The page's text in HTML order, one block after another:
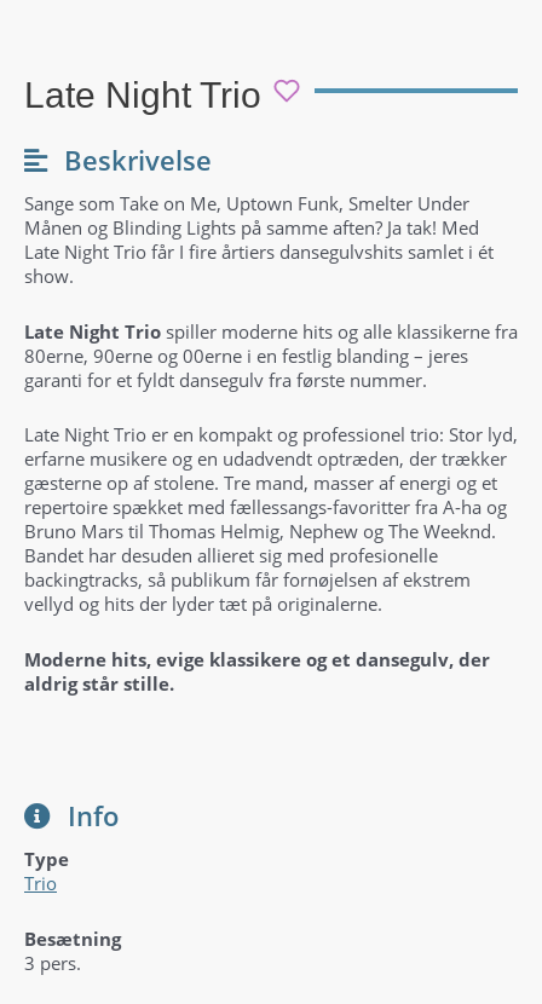
Late Night Trio
Beskrivelse
Sange som Take on Me, Uptown Funk, Smelter Under
Månen og Blinding Lights på samme aften? Ja tak! Med
Late Night Trio får I fire årtiers dansegulvshits samlet i ét
show.
Late Night Trio spiller moderne hits og alle klassikerne fra
80erne, 90erne og 00erne i en festlig blanding – jeres
garanti for et fyldt dansegulv fra første nummer.
Late Night Trio er en kompakt og professionel trio: Stor lyd,
erfarne musikere og en udadvendt optræden, der trækker
gæsterne op af stolene. Tre mand, masser af energi og et
repertoire spækket med fællessangs-favoritter fra A-ha og
Bruno Mars til Thomas Helmig, Nephew og The Weeknd.
Bandet har desuden allieret sig med profesionelle
backingtracks, så publikum får fornøjelsen af ekstrem
vellyd og hits der lyder tæt på originalerne.
Moderne hits, evige klassikere og et dansegulv, der
aldrig står stille.
Info
Type
Trio
Besætning
3 pers.